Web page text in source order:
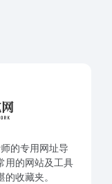
的专用网址导
用的网站及工具
收藏夹。